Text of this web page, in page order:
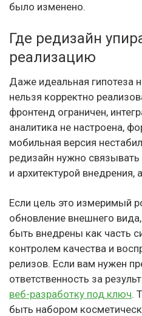
было изменено.
Где редизайн
реализацию
Даже идеальная гипотеза
нельзя корректно
фронтенд ограничен,
аналитика не настроена,
мобильная версия
редизайн нужно
и архитектурой внедрения,
Если цель это измеримый
обновление внешнего
быть внедрены как часть
контролем качества и
релизов. Если вам нужен
ответственность за
веб-разработку под ключ.
быть набором